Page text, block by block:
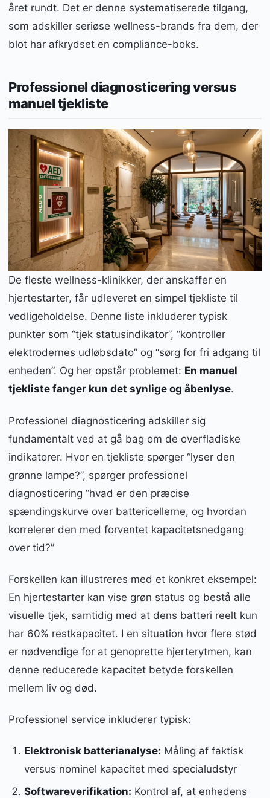
året rundt. Det er denne systematiserede tilgang,
som adskiller seriøse wellness-brands fra dem, der
blot har afkrydset en compliance-boks.
Professionel diagnosticering versus
manuel tjekliste
De fleste wellness-klinikker, der anskaffer en
hjertestarter, får udleveret en simpel tjekliste til
vedligeholdelse. Denne liste inkluderer typisk
punkter som “tjek statusindikator”, “kontroller
elektrodernes udløbsdato” og “sørg for fri adgang til
enheden”. Og her opstår problemet: En manuel
tjekliste fanger kun det synlige og åbenlyse.
Professionel diagnosticering adskiller sig
fundamentalt ved at gå bag om de overfladiske
indikatorer. Hvor en tjekliste spørger “lyser den
grønne lampe?”, spørger professionel
diagnosticering “hvad er den præcise
spændingskurve over battericellerne, og hvordan
korrelerer den med forventet kapacitetsnedgang
over tid?”
Forskellen kan illustreres med et konkret eksempel:
En hjertestarter kan vise grøn status og bestå alle
visuelle tjek, samtidig med at dens batteri reelt kun
har 60% restkapacitet. I en situation hvor flere stød
er nødvendige for at genoprette hjerterytmen, kan
denne reducerede kapacitet betyde forskellen
mellem liv og død.
Professionel service inkluderer typisk:
Elektronisk batterianalyse: Måling af faktisk
versus nominel kapacitet med specialudstyr
Softwareverifikation: Kontrol af, at enhedens